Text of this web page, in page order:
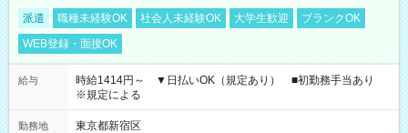
派遣 職種未経験OK 社会人未経験OK 大学生歓迎
ブランクOK
WEB登録・面接OK
給与
時給1414円～ ▼日払いOK（規定あり） ■初勤務手当あり
※規定による
勤務地
東京都新宿区